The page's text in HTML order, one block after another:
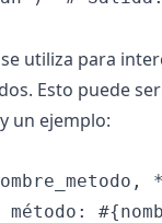
utiliza para
Esto puede
un ejemplo:
método: